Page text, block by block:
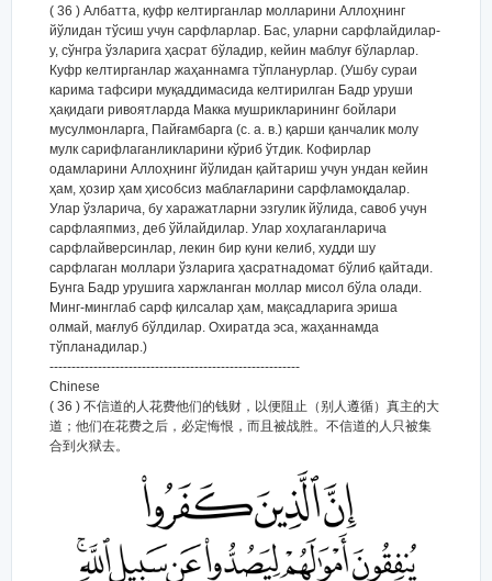
( 36 ) Албатта, куфр келтирганлар молларини Аллоҳнинг
йўлидан тўсиш учун сарфларлар. Бас, уларни сарфлайдилар-
у, сўнгра ўзларига ҳасрат бўладир, кейин маблуғ бўларлар.
Куфр келтирганлар жаҳаннамга тўпланурлар. (Ушбу сураи
карима тафсири муқаддимасида келтирилган Бадр уруши
ҳақидаги ривоятларда Макка мушрикларининг бойлари
мусулмонларга, Пайғамбарга (с. а. в.) қарши қанчалик молу
мулк сарифлаганликларини кўриб ўтдик. Кофирлар
одамларини Аллоҳнинг йўлидан қайтариш учун ундан кейин
ҳам, ҳозир ҳам ҳисобсиз маблағларини сарфламоқдалар.
Улар ўзларича, бу харажатларни эзгулик йўлида, савоб учун
сарфлаяпмиз, деб ўйлайдилар. Улар хоҳлаганларича
сарфлайверсинлар, лекин бир куни келиб, худди шу
сарфлаган моллари ўзларига ҳасратнадомат бўлиб қайтади.
Бунга Бадр урушига харжланган моллар мисол бўла олади.
Минг-минглаб сарф қилсалар ҳам, мақсадларига эриша
олмай, мағлуб бўлдилар. Охиратда эса, жаҳаннамда
тўпланадилар.)
---------------------------------------------------------
Chinese
( 36 ) 不信道的人花费他们的钱财，以便阻止（别人遵循）真主的大
道；他们在花费之后，必定悔恨，而且被战胜。不信道的人只被集
合到火狱去。